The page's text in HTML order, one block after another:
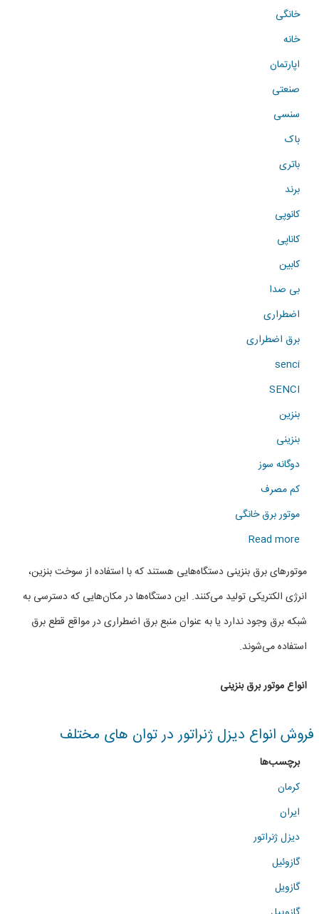
خانگی
خانه
اپارتمان
صنعتی
سنسی
باک
باتری
برند
کانوپی
کاناپی
کابین
بی صدا
اضطراری
برق اضطراری
senci
SENCI
بنزین
بنزینی
دوگانه سوز
کم مصرف
موتور برق خانگی
Read more
about
فروش
انواع
موتور
برق
در
های
موتورهای برق بنزینی دستگاه‌هایی هستند که با استفاده از سوخت بنزین،
انرژی الکتریکی تولید می‌کنند. این دستگاه‌ها در مکان‌هایی که دسترسی به
شبکه برق وجود ندارد یا به عنوان منبع برق اضطراری در مواقع قطع برق
استفاده می‌شوند.
انواع موتور برق بنزینی
فروش انواع دیزل ژنراتور در توان های مختلف
برچسب‌ها
کرمان
ایران
دیزل ژنراتور
گازوئیل
گازویل